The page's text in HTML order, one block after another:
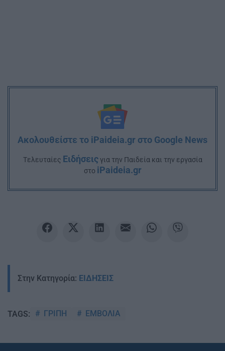
Ακολουθείστε το iPaideia.gr στο Google News
Tελευταίες Ειδήσειςγια την Παιδεία και την εργασία
στο iPaideia.gr
Στην Κατηγορία: ΕΙΔΗΣΕΙΣ
TAGS: ΓΡΙΠΗ ΕΜΒΟΛΙΑ